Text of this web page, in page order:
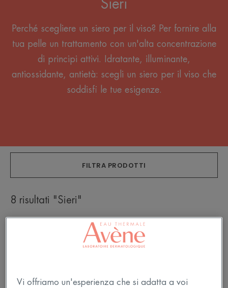
Sieri
Perché scegliere un siero per il viso? Per fornire alla
tua pelle un trattamento con un'alta concentrazione
di principi attivi. Idratante, illuminante,
antiossidante, antietà: scegli un siero per il viso che
soddisfi le tue esigenze.
FILTRA PRODOTTI
8 risultati "Sieri"
HYALURON
ACTIV
Rimpolpante
Vi offriamo un'esperienza che si adatta a voi